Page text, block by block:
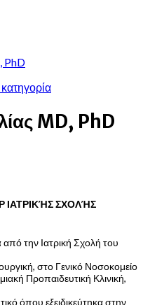
PhD
MD, PhD
ΙΑΤΡΙΚΉΣ ΣΧΟΛΉΣ
από την Ιατρική Σχολή του
στο Γενικό Νοσοκομείο
Προπαιδευτική Κλινική,
όπου εξειδικεύτηκα στην